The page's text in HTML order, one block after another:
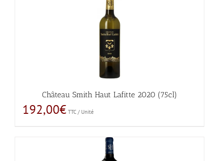
Château Smith Haut Lafitte 2020 (75cl)
192,00€ TTC / Unité